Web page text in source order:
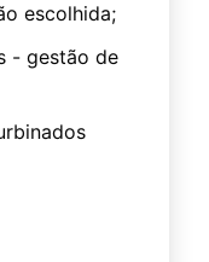
escolhida;
- gestão de